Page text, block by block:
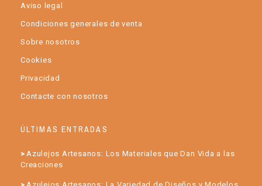
Aviso legal
Condiciones generales de venta
Sobre nosotros
Cookies
Privacidad
Contacte con nosotros
ÚLTIMAS ENTRADAS
Azulejos Artesanos: Los Materiales que Dan Vida a las
Creaciones